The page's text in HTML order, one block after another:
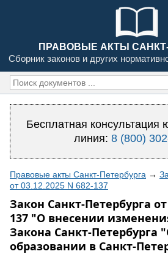
ПРАВОВЫЕ АКТЫ
Сборник законов и других
Бесплатная консультация
линия:8 (800)
Правовые акты Санкт-Петербурга →
от 03.12.2025 N 682-137
Закон Санкт-Петербурга от
137 "О внесении
Закона Санкт-Петербурга
образовании в Санкт-